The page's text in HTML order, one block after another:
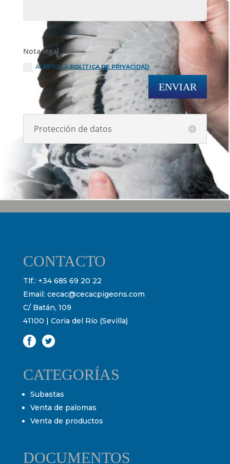
Nota legal
ACEPTO LAPOLÍTICA DE PRIVACIDAD
ENVIAR
Protección de datos
CONTACTO
Tlf.: +34 685 69 20 22
Email: cecac@cecacpigeons.com
C/ Batán, 109
41100 | Coria del Río (Sevilla)
CATEGORÍAS
Subastas
Venta de palomas
Venta de productos
DOCUMENTOS